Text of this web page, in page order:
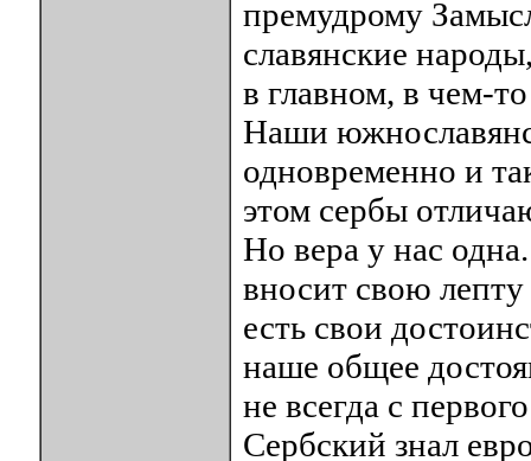
премудрому
славянские
в главном, в чем-
Наши
одновременно и
этом сербы
Но вера у нас
вносит свою
есть свои
наше общее
не всегда с
Сербский знал